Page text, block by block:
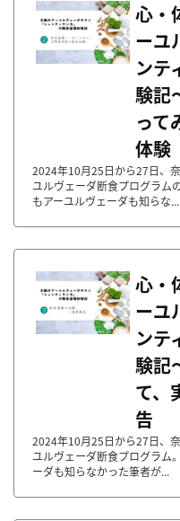
心・
ーユ
ンテ
験記
って
体験
2024年10月25日から27日、
ユルヴェーダ断食プログラム
もアーユルヴェーダも知らな...
心・
ーユ
ンテ
験記
て、
告
2024年10月25日から27日、
ユルヴェーダ断食プログラム
ーダも知らなかった筆者が...